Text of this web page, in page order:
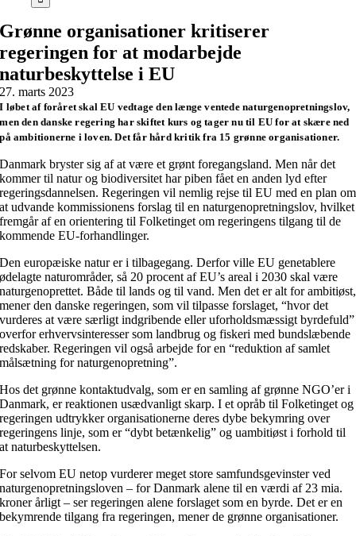
Grønne organisationer kritiserer
regeringen for at modarbejde
naturbeskyttelse i EU
27. marts 2023
I løbet af foråret skal EU vedtage den længe ventede naturgenopretningslov,
men den danske regering har skiftet kurs og tager nu til EU for at skære ned
på ambitionerne i loven. Det får hård kritik fra 15 grønne organisationer.
Danmark bryster sig af at være et grønt foregangsland. Men når det
kommer til natur og biodiversitet har piben fået en anden lyd efter
regeringsdannelsen. Regeringen vil nemlig rejse til EU med en plan om
at udvande kommissionens forslag til en naturgenopretningslov, hvilket
fremgår af en orientering til Folketinget om regeringens tilgang til de
kommende EU-forhandlinger.
Den europæiske natur er i tilbagegang. Derfor ville EU genetablere
ødelagte naturområder, så 20 procent af EU’s areal i 2030 skal være
naturgenoprettet. Både til lands og til vand. Men det er alt for ambitiøst,
mener den danske regeringen, som vil tilpasse forslaget, “hvor det
vurderes at være særligt indgribende eller uforholdsmæssigt byrdefuld”
overfor erhvervsinteresser som landbrug og fiskeri med bundslæbende
redskaber. Regeringen vil også arbejde for en “reduktion af samlet
målsætning for naturgenopretning”.
Hos det grønne kontaktudvalg, som er en samling af grønne NGO’er i
Danmark, er reaktionen usædvanligt skarp. I et opråb til Folketinget og
regeringen udtrykker organisationerne deres dybe bekymring over
regeringens linje, som er “dybt betænkelig” og uambitiøst i forhold til
at naturbeskyttelsen.
For selvom EU netop vurderer meget store samfundsgevinster ved
naturgenopretningsloven – for Danmark alene til en værdi af 23 mia.
kroner årligt – ser regeringen alene forslaget som en byrde. Det er en
bekymrende tilgang fra regeringen, mener de grønne organisationer.